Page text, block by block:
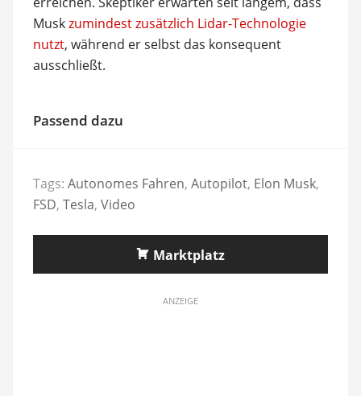
Muskzumindest zusätzlich Lidar-Technologie
nutzt, während er selbst das konsequent
ausschließt.
Passend dazu
Tags: Autonomes Fahren, Autopilot, Elon Musk,
FSD, Tesla, Video
Marktplatz
ANZEIGE